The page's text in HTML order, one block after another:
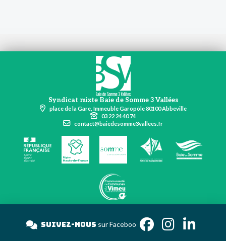
Syndicat mixte Baie de Somme 3 Vallées
place de la Gare, Immeuble Garopôle 80100 Abbeville
03 22 24 40 74
contact@baiedesomme3vallees.fr
Suivez-noussur Face